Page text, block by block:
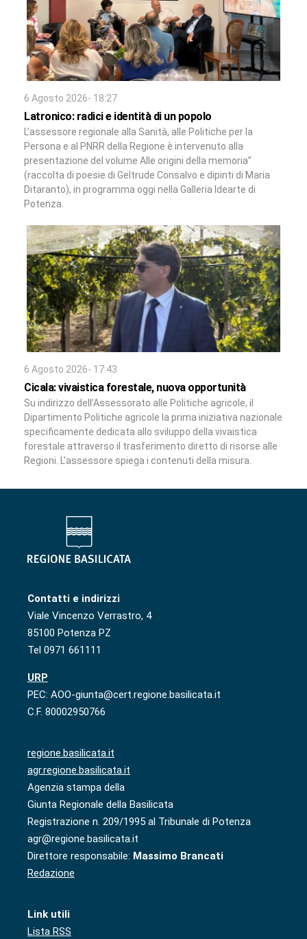
6 Agosto 2026- 18:27
Latronico: radici e identità di un popolo
L’assessore regionale alla Sanità, alle Politiche per la
Persona e al PNRR della Regione è intervenuto alla
presentazione del volume Alle origini della memoria”
(raccolta di poesie di Geltrude Consalvo e dipinti di Maria
Ditaranto), in programma oggi nella Galleria Idearte di
Potenza.
6 Agosto 2026- 17:43
Cicala: vivaistica forestale, nuova opportunità
Su indirizzo dell’Assessorato alle Politiche agricole, il
Dipartimento Politiche agricole la prima iniziativa nazionale
specificamente dedicata allo sviluppo della vivaistica
forestale attraverso il trasferimento diretto di risorse alle
Regioni. L’assessore spiega i contenuti della misura.
Contatti e indirizzi
Viale Vincenzo Verrastro, 4
85100 Potenza PZ
Tel 0971 661111
URP
PEC: AOO-giunta@cert.regione.basilicata.it
C.F. 80002950766
regione.basilicata.it
agr.regione.basilicata.it
Agenzia stampa della
Giunta Regionale della Basilicata
Registrazione n. 209/1995 al Tribunale di Potenza
agr@regione.basilicata.it
Direttore responsabile: Massimo Brancati
Redazione
Link utili
Lista RSS